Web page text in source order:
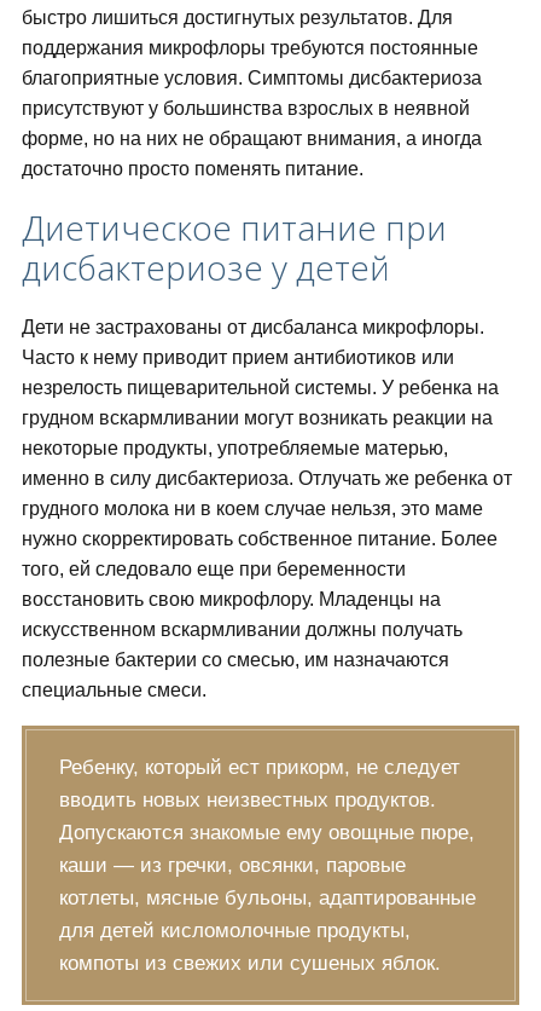
быстро лишиться достигнутых результатов. Для
поддержания микрофлоры требуются постоянные
благоприятные условия. Симптомы дисбактериоза
присутствуют у большинства взрослых в неявной
форме, но на них не обращают внимания, а иногда
достаточно просто поменять питание.
Диетическое питание при
дисбактериозе у детей
Дети не застрахованы от дисбаланса микрофлоры.
Часто к нему приводит прием антибиотиков или
незрелость пищеварительной системы. У ребенка на
грудном вскармливании могут возникать реакции на
некоторые продукты, употребляемые матерью,
именно в силу дисбактериоза. Отлучать же ребенка от
грудного молока ни в коем случае нельзя, это маме
нужно скорректировать собственное питание. Более
того, ей следовало еще при беременности
восстановить свою микрофлору. Младенцы на
искусственном вскармливании должны получать
полезные бактерии со смесью, им назначаются
специальные смеси.
Ребенку, который ест прикорм, не следует
вводить новых неизвестных продуктов.
Допускаются знакомые ему овощные пюре,
каши — из гречки, овсянки, паровые
котлеты, мясные бульоны, адаптированные
для детей кисломолочные продукты,
компоты из свежих или сушеных яблок.